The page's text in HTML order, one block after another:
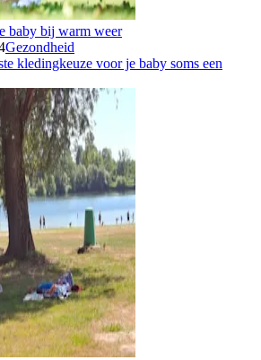
baby bij warm weer
Gezondheid
kledingkeuze voor je baby soms een